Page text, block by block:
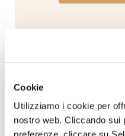
Cookie
Utilizziamo i cookie per
nostro web. Cliccando sui
Scopri nuove